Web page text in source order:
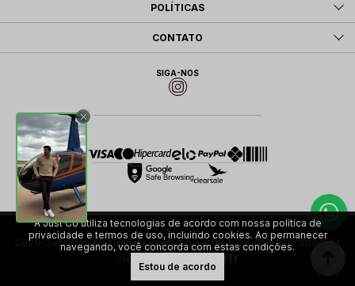
POLÍTICAS
CONTATO
SIGA-NOS
2026 Just Co. All rights reserved | CNPJ: 23.613.918/0001-01
A Just Co utiliza tecnologias de acordo com nossa política de
privacidade e termos de uso, incluindo cookies. Ao permanecer
navegando, você concorda com estas condições.
Estou de acordo